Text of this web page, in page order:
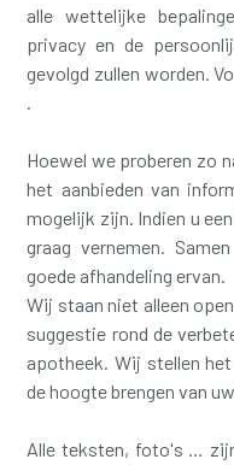
alle wettelijke
privacy en de
gevolgd zullen worden.
.
Hoewel we proberen zo
het aanbieden van
mogelijk zijn. Indien u
graag vernemen.
goede afhandeling ervan.
Wij staan niet alleen
suggestie rond de
apotheek. Wij stellen
de hoogte brengen van
Alle teksten, foto's …